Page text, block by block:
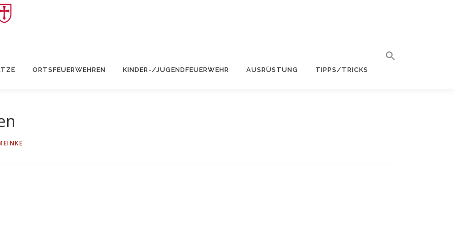
ORTSFEUERWEHREN KINDER-/JUGENDFEUERWEHR AUSRÜSTUNG TIPPS/TRICKS